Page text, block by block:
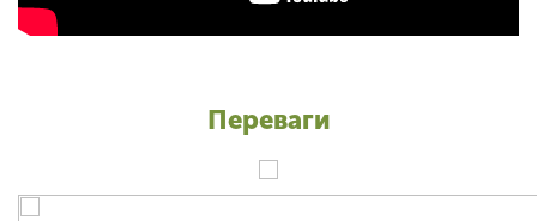
Переваги